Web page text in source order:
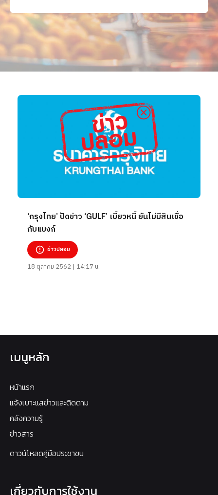
‘กรุงไทย’ ปัดข่าว ‘GULF’ เบี้ยวหนี้ ยันไม่มีสินเชื่อ
กับแบงก์
ข่าวปลอม
18 ตุลาคม 2562 | 14:17 น.
เมนูหลัก
หน้าแรก
แจ้งเบาะแสข่าวและติดตาม
คลังความรู้
ข่าวสาร
ดาวน์โหลดคู่มือประชาชน
เกี่ยวกับการใช้งาน